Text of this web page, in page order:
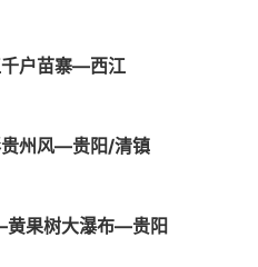
户苗寨—西江
州风—贵阳/清镇
果树大瀑布—贵阳